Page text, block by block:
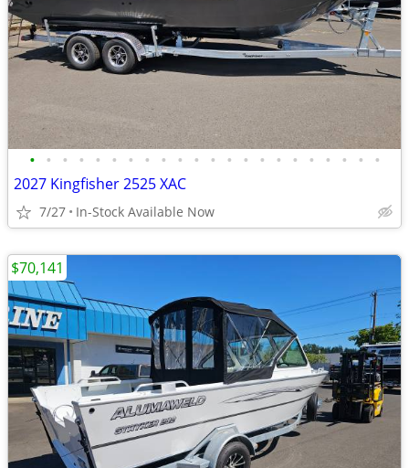
• • • • • • • • • • • • • • • • • • • • • •
2027 Kingfisher 2525 XAC
7/27 In-Stock Available Now
$70,141